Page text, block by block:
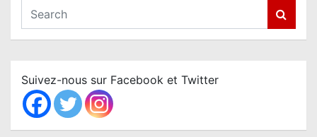
a
c
h
Suivez-nous sur Facebook et Twitter